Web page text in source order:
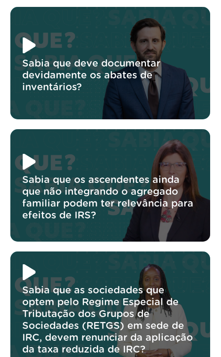
Sabia que deve documentar
devidamente os abates de
inventários?
Sabia que os ascendentes ainda
que não integrando o agregado
familiar podem ter relevância para
efeitos de IRS?
Sabia que as sociedades que
optem pelo Regime Especial de
Tributação dos Grupos de
Sociedades (RETGS) em sede de
IRC, devem renunciar da aplicação
da taxa reduzida de IRC?